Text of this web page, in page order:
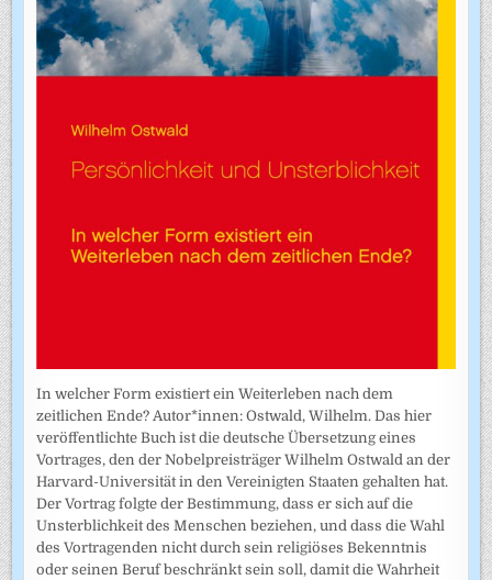
In welcher Form existiert ein Weiterleben nach dem
zeitlichen Ende? Autor*innen: Ostwald, Wilhelm. Das hier
veröffentlichte Buch ist die deutsche Übersetzung eines
Vortrages, den der Nobelpreisträger Wilhelm Ostwald an der
Harvard-Universität in den Vereinigten Staaten gehalten hat.
Der Vortrag folgte der Bestimmung, dass er sich auf die
Unsterblichkeit des Menschen beziehen, und dass die Wahl
des Vortragenden nicht durch sein religiöses Bekenntnis
oder seinen Beruf beschränkt sein soll, damit die Wahrheit